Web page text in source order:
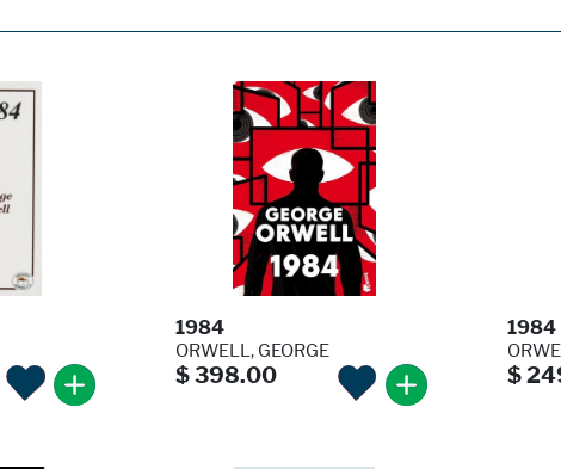
1984
ORWELL, GEORGE
$ 398.00
1984
$